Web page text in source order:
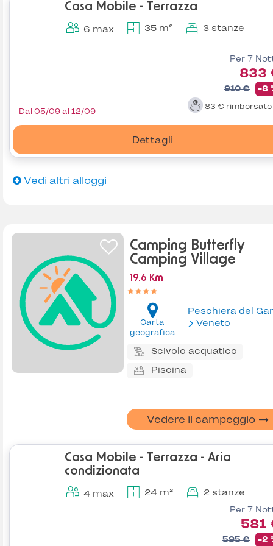
Casa Mobile - Terrazza
6 max 35 m² 3 stanze
Per 7
833
910 € -8
83 € rimborsato
Dettagli
Dal 05/09 al 12/09
Vedi altri alloggi
Camping Butterfly
Camping Village
19.6 Km
Carta
geografica
Peschiera del
Veneto
Scivolo acquatico
Piscina
Vedere il campeggio
Casa Mobile - Terrazza - Aria
condizionata
4 max 24 m² 2 stanze
Per 7
581
595 € -2